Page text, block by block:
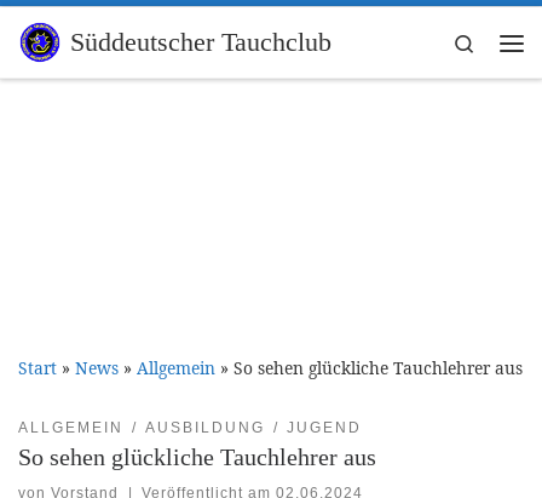
Zum Inhalt springen
Süddeutscher Tauchclub
Search
Start » News » Allgemein » So sehen glückliche Tauchlehrer aus
ALLGEMEIN AUSBILDUNG JUGEND
So sehen glückliche Tauchlehrer aus
von Vorstand Veröffentlicht am02.06.2024